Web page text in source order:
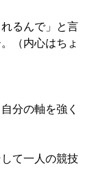
れるんで」と言
（内心はちょ
分の軸を強く
て一人の競技